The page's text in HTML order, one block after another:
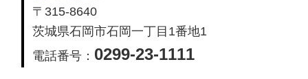
〒315-8640
茨城県石岡市石岡一丁目1番地1
電話番号： 0299-23-1111